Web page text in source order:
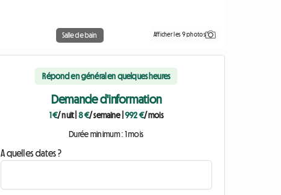
Salle de bain Afficher les 9 photos
Répond en général en quelques heures
Demande d'information
1 €/ nuit| 8 €/ semaine|992 €/ mois
Durée minimum : 1 mois
A quelles dates ?